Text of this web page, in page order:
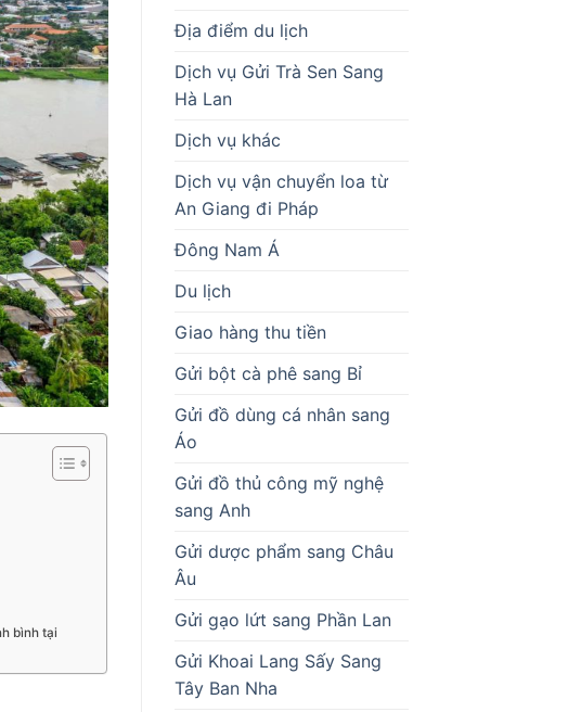
bình tại
Địa điểm du lịch
Dịch vụ Gửi Trà Sen Sang
Hà Lan
Dịch vụ khác
Dịch vụ vận chuyển loa từ
An Giang đi Pháp
Đông Nam Á
Du lịch
Giao hàng thu tiền
Gửi bột cà phê sang Bỉ
Gửi đồ dùng cá nhân sang
Áo
Gửi đồ thủ công mỹ nghệ
sang Anh
Gửi dược phẩm sang Châu
Âu
Gửi gạo lứt sang Phần Lan
Gửi Khoai Lang Sấy Sang
Tây Ban Nha